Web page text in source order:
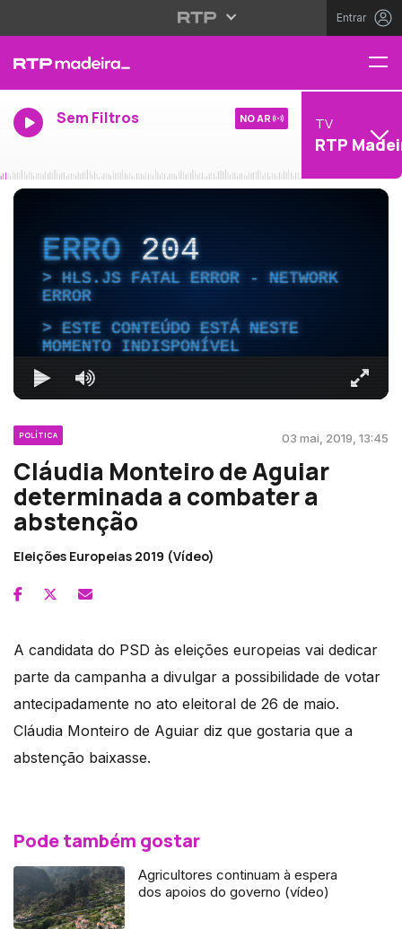
Entrar
Sem Filtros NO AR TV
RTP
ERRO204
HLS.JS FATAL ERROR - NETWORK
ERROR
ESTE CONTEÚDO ESTÁ NESTE
MOMENTO INDISPONÍVEL
POLÍTICA 03 mai, 2019, 13:45
Cláudia Monteiro de Aguiar
determinada a combater a
abstenção
Eleições Europeias 2019 (Vídeo)
A candidata do PSD às eleições europeias vai dedicar
parte da campanha a divulgar a possibilidade de votar
antecipadamente no ato eleitoral de 26 de maio.
Cláudia Monteiro de Aguiar diz que gostaria que a
abstenção baixasse.
Pode também gostar
Agricultores continuam à espera
dos apoios do governo (vídeo)